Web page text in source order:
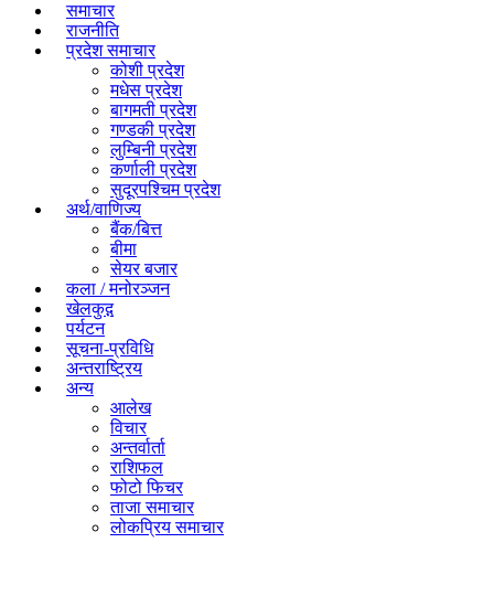
समाचार
राजनीति
प्रदेश समाचार
कोशी प्रदेश
मधेस प्रदेश
बागमती प्रदेश
गण्डकी प्रदेश
लुम्बिनी प्रदेश
कर्णाली प्रदेश
सुदूरपश्चिम प्रदेश
अर्थ/वाणिज्य
बैंक/बित्त
बीमा
सेयर बजार
कला / मनोरञ्जन
खेलकुद़़
पर्यटन
सूचना-प्रविधि
अन्तराष्ट्रिय
अन्य
आलेख
विचार
अन्तर्वार्ता
राशिफल
फोटो फिचर
ताजा समाचार
लोकप्रिय समाचार